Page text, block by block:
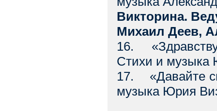
Викторина.
Михаил Деев,
16.
Стихи и
17. «Давайте
музыка Юрия